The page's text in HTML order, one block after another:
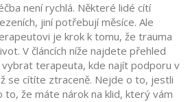
není rychlá. Některé lidé cítí
jiní potřebují měsíce. Ale
je krok k tomu, že trauma
V článcích níže najdete přehled
terapeuta, kde najít podporu v
se cítíte ztraceně. Nejde o to, jestli
že máte nárok na klid, který vám